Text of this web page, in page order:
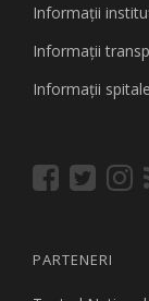
Informaţii
Informaţii
Informaţii
PARTENERI